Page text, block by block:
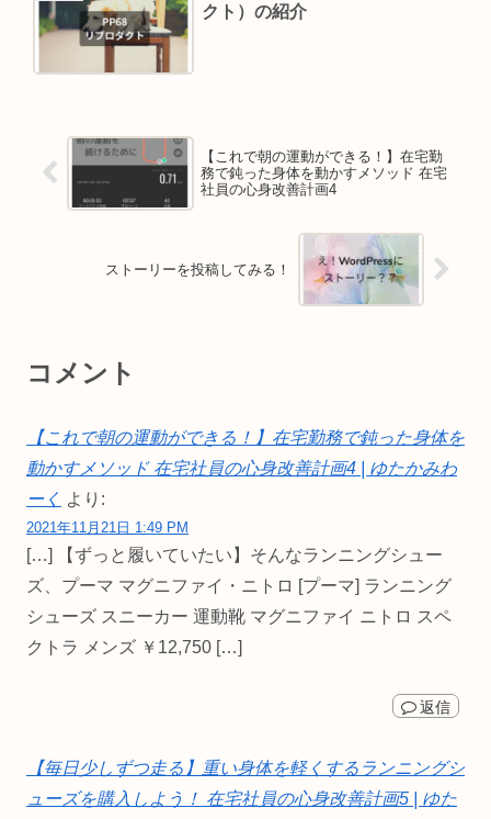
クト）の紹介
【これで朝の運動ができる！】在宅勤
務で鈍った身体を動かすメソッド 在宅
社員の心身改善計画4
ストーリーを投稿してみる！
コメント
【これで朝の運動ができる！】在宅勤務で鈍った身体を
動かすメソッド 在宅社員の心身改善計画4 | ゆたかみわ
ーく より:
2021年11月21日 1:49 PM
[…] 【ずっと履いていたい】そんなランニングシュー
ズ、プーマ マグニファイ・ニトロ [プーマ] ランニング
シューズ スニーカー 運動靴 マグニファイ ニトロ スペ
クトラ メンズ ￥12,750 […]
返信
【毎日少しずつ走る】重い身体を軽くするランニングシ
ューズを購入しよう！ 在宅社員の心身改善計画5 | ゆた